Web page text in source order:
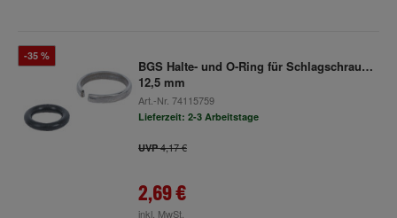
-35 %
BGS Halte- und O-Ring für Schlagschrauber
12,5 mm
Art.-Nr. 74115759
Lieferzeit: 2-3 Arbeitstage
UVP4,17 €
2,69 €
inkl. MwSt.